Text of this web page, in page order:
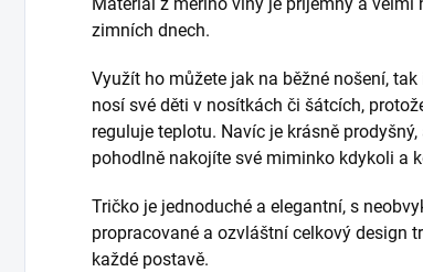
zimních dnech.
Využít ho můžete jak na běžné nošení,
nosí své děti v nosítkách či šátcích,
reguluje teplotu. Navíc je krásně
pohodlně nakojíte své miminko kdykoli a
Tričko je jednoduché a elegantní, s
propracované a ozvláštní celkový design
každé postavě.